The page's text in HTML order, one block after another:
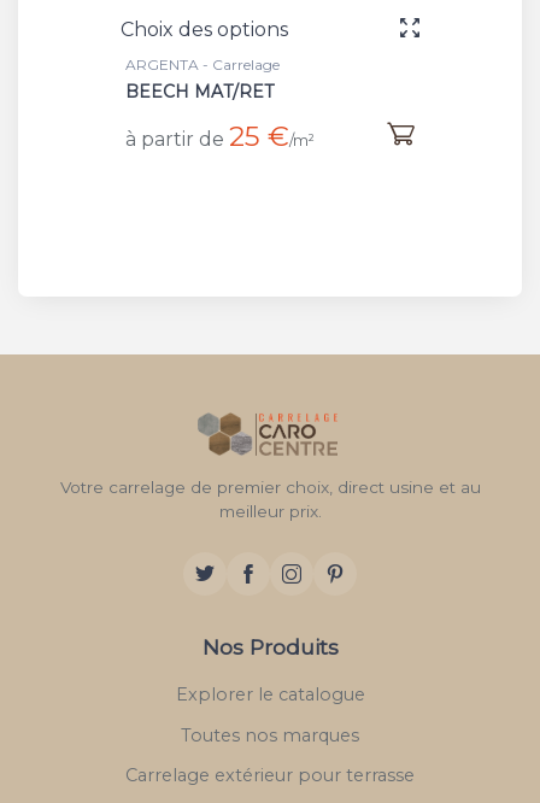
Choix des options
ARGENTA - Carrelage
BEECH MAT/RET
à partir de 25 €/m²
Votre carrelage de premier choix, direct usine et au
meilleur prix.
Nos Produits
Explorer le catalogue
Toutes nos marques
Carrelage extérieur pour terrasse